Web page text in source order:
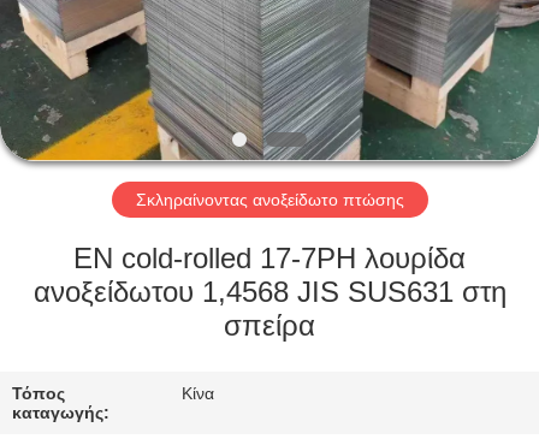
ΒΊΝΤΕΟ
ΠΕΡΊΠΟΥ
ΕΜΕΊΣ
ΓΎΡΟΣ
ΕΡΓΟΣΤΑΣΊΩΝ
ΈΛΕΓΧΟΣ
Σκληραίνοντας ανοξείδωτο πτώσης
EN cold-rolled 17-7PH λουρίδα
ανοξείδωτου 1,4568 JIS SUS631 στη
σπείρα
Τόπος
καταγωγής:
Κίνα